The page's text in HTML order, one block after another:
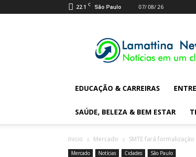
22.1 C São Paulo 07/ 08/ 26
Digital
News
EDUCAÇÃO & CARREIRAS
SAÚDE, BELEZA & BEM ESTAR
Inicio Mercado SMTE fará
Mercado Notícias Cidades São Paulo